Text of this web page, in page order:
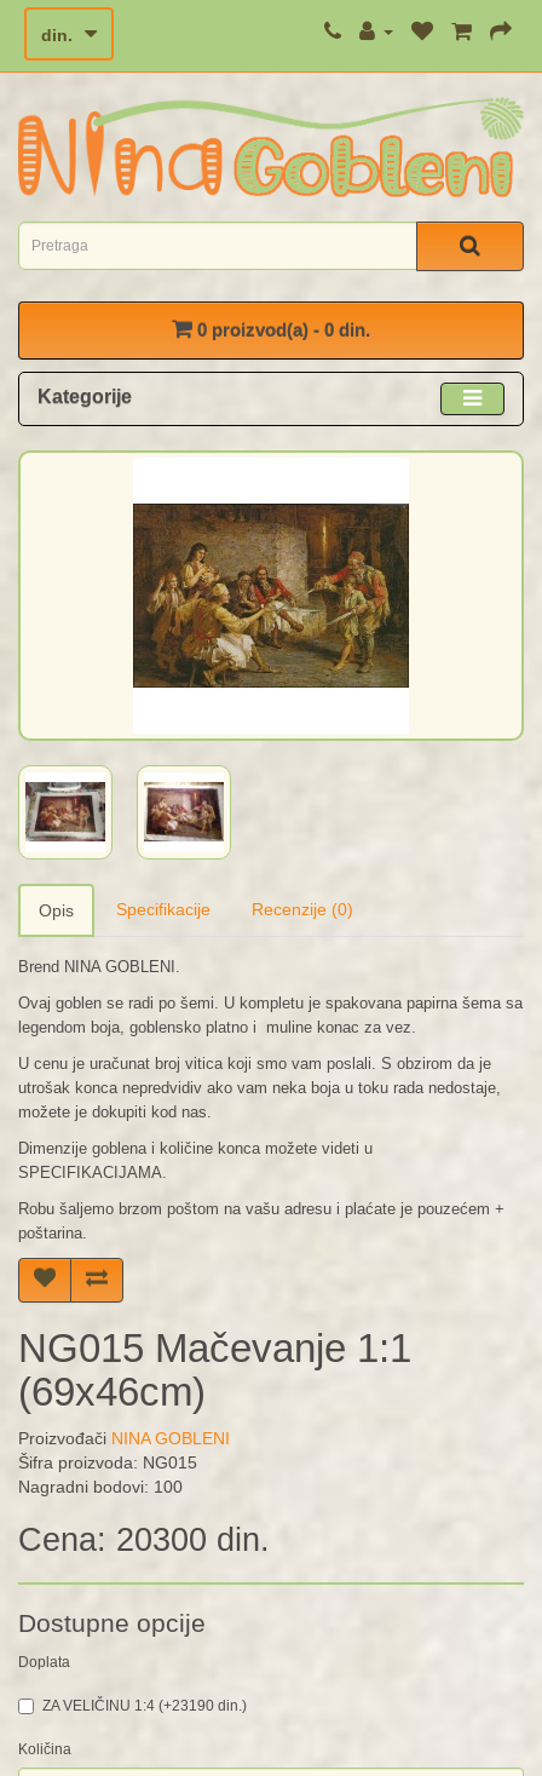
din.
0 proizvod(a) - 0 din.
Kategorije
Opis Specifikacije Recenzije (0)
Brend NINA GOBLENI.
Ovaj goblen se radi po šemi. U kompletu je spakovana papirna šema sa
legendom boja, goblensko platno i muline konac za vez.
U cenu je uračunat broj vitica koji smo vam poslali. S obzirom da je
utrošak konca nepredvidiv ako vam neka boja u toku rada nedostaje,
možete je dokupiti kod nas.
Dimenzije goblena i količine konca možete videti u
SPECIFIKACIJAMA.
Robu šaljemo brzom poštom na vašu adresu i plaćate je pouzećem +
poštarina.
NG015 Mačevanje 1:1
(69x46cm)
Proizvođači NINA GOBLENI
Šifra proizvoda: NG015
Nagradni bodovi: 100
Cena: 20300 din.
Dostupne opcije
Doplata
ZA VELIČINU 1:4 (+23190 din.)
Količina